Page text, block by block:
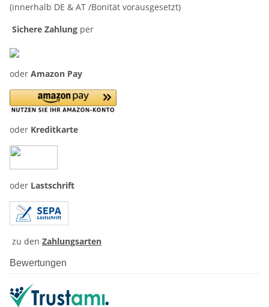
(innerhalb DE & AT /Bonität vorausgesetzt)
Sichere Zahlung per
oder Amazon Pay
oder Kreditkarte
oder Lastschrift
zu den Zahlungsarten
Bewertungen